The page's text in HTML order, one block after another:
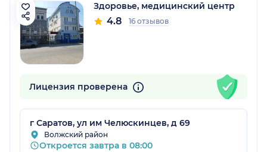
обл.)
Здоровье, медицинский центр
4.8 16 отзывов
Лицензия проверена
г Саратов, ул им Челюскинцев, д 69
Волжский район
Откроется завтра в 08:00